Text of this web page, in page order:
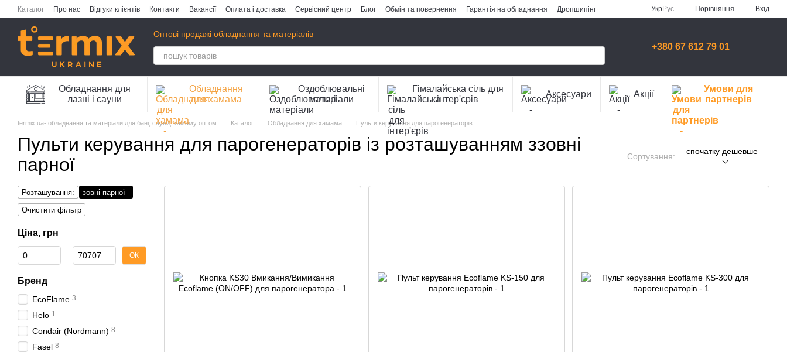
Перейти до основного контенту
Каталог Про нас Відгуки клієнтів Контакти Вакансії Оплата і доставка Сервісний центр Блог Обмін та повернення Гарантія на обладнання
Дропшипінг
УкрРус Порівняння Вхід
Оптові продажі обладнання та матеріалів
+380 67 612 79 01
Обладнання для
лазні і сауни
Обладнання
для хамама
Оздоблювальні
матеріали
Гімалайська сіль для
інтер'єрів
Аксесуари Акції
Умови для
партнерів
termix.ua- обладнання та матеріали для бані, сауни, хамаму оптом Каталог Обладнання для хамама Пульти керування для парогенераторів
Пульти керування для парогенераторів із розташуванням ззовні
парної
Сортування:
спочатку дешевше
Розташування:
зовні парної
Очистити фільтр
Ціна, грн
Від Ціна, грн
До Ціна, грн ОК
Бренд
EcoFlame 3
Helo 1
Condair (Nordmann) 8
Fasel 8